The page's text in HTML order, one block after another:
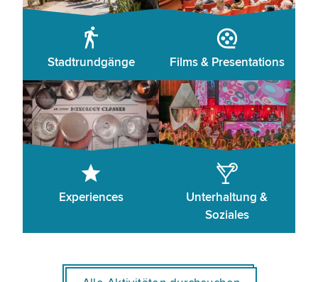
Stadtrundgänge Films & Presentations
Experiences
Unterhaltung &
Soziales